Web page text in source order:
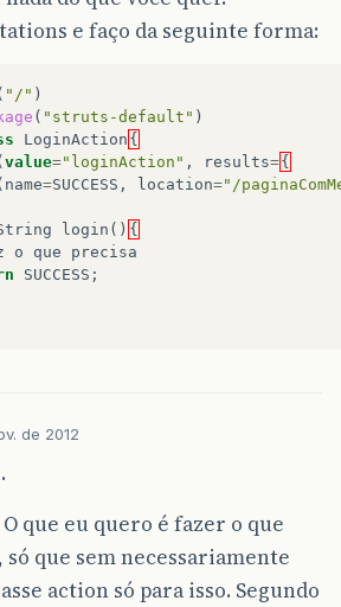
e faço da seguinte forma:
"/" )
( "struts-default" )
LoginAction {
value="loginAction" , results={
name=SUCCESS , location="/
login () {
o que
precisa
SUCCESS ;
de 2012
que eu quero é fazer o que
só que sem necessariamente
action só para isso. Segundo